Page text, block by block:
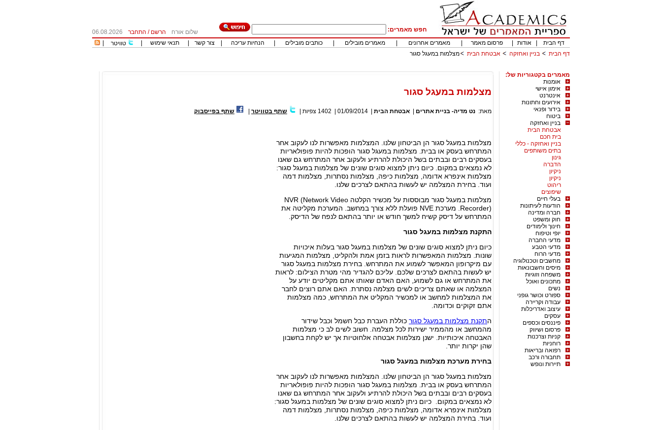
חפש מאמרים: שלום אורח הרשם / התחבר
06.08.2026
דף הבית
אודות פרסום מאמר מאמרים אחרונים מאמרים מובילים כותבים מובילים הנחיות עריכה צור קשר תנאי שימוש טוויטר
דף הבית
בניין ואחזקה אבטחת הבית מצלמות במעגל סגור
מאמרים בקטגוריות של:
אומנות
אימון אישי
אינטרנט
אירועים וחתונות
בידור ופנאי
ביטוח
בניין ואחזקה
אבטחת הבית
בית חכם
בניין ואחזקה - כללי
בתים משותפים
גינון
הדברה
ניקיון
ניקיון
ריהוט
שיפוצים
בעלי חיים
הודעות לעיתונות
חברה ומדינה
חוק ומשפט
חינוך ולימודים
יופי וטיפוח
מדעי החברה
מדעי הטבע
מדעי הרוח
מחשבים וטכנולוגיה
מיסים וחשבונאות
משפחה וזוגיות
מתכונים ואוכל
נשים
ספורט וכושר גופני
עבודה וקריירה
עיצוב ואדריכלות
עסקים
פיננסים וכספים
פרסום ושיווק
קניות וצרכנות
רוחניות
רפואה ובריאות
תחבורה ורכב
תיירות ונופש
מצלמות במעגל סגור
מאת: נט מדיה- בניית אתרים אבטחת הבית 01/09/2014
1402 צפיות שתף בטוויטר שתף בפייסבוק
מצלמות במעגל סגור הן הביטחון שלנו. המצלמות מאפשרות לנו לעקוב אחר
המתרחש בעסק או בבית. מצלמות במעגל סגור הופכות להיות פופולאריות
בעסקים רבים ובבתים בשל היכולת להרתיע ולעקוב אחר המתרחש גם שאנו
לא נמצאים במקום. כיום ניתן למצוא סוגים שונים של מצלמות במעגל סגור:
מצלמות אינפרא אדומה, מצלמות כיפה, מצלמות נסתרות, מצלמות דמה
ועוד. בחירת המצלמה יש לעשות בהתאם לצרכים שלנו.
מצלמות במעגל סגור מבוססות על מכשיר הקלטה NVR (Network Video
Recorder). מערכת NVE פועלת ללא צורך במחשב. המערכת מקליטה את
המתרחש על דיסק קשיח למשך חודש או יותר בהתאם לנפח של הדיסק.
התקנת מצלמות במעגל סגור
כיום ניתן למצוא סוגים שונים של מצלמות במעגל סגור בעלות איכויות
שונות. מצלמות המאפשרות לראות בזמן אמת ולהקליט, מצלמות המגיעות
עם מיקרופון המאפשר לשמוע את המתרחש. בחירת מצלמות במעגל סגור
יש לעשות בהתאם לצרכים שלכם. עליכם להגדיר מהי מטרת הצילום: לראות
את המתרחש או גם לשמוע, האם האדם שאותו אתם מקליטים יודע על
המצלמה או שאתם צריכים לשים מצלמה נסתרת. האם אתם רוצים לחבר
את המצלמות למחשב או למכשיר המקליט את המתרחש, כמה מצלמות
אתם זקוקים וכדומה.
התקנת מצלמות במעגל סגור כוללת העברת כבל חשמל וכבל שידור
מהמחשב או מהממיר ישירות לכל מצלמה. חשוב לשים לב כי מצלמות
האבטחה איכותיות. ישנן מצלמות אבטחה אלחוטיות אך יש לקחת בחשבון
שהן יקרות יותר.
בחירת מערכת מצלמות במעגל סגור
מצלמות במעגל סגור הן הביטחון שלנו. המצלמות מאפשרות לנו לעקוב אחר
המתרחש בעסק או בבית. מצלמות במעגל סגור הופכות להיות פופולאריות
בעסקים רבים ובבתים בשל היכולת להרתיע ולעקוב אחר המתרחש גם שאנו
לא נמצאים במקום. כיום ניתן למצוא סוגים שונים של מצלמות במעגל סגור:
מצלמות אינפרא אדומה, מצלמות כיפה, מצלמות נסתרות, מצלמות דמה
ועוד. בחירת המצלמה יש לעשות בהתאם לצרכים שלנו.